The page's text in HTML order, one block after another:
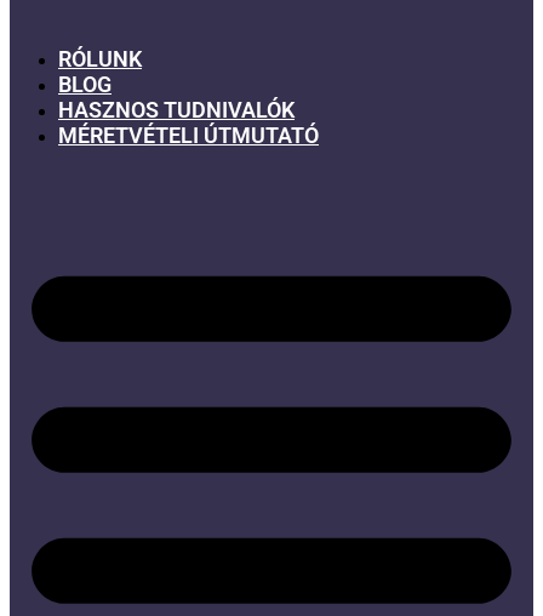
RÓLUNK
BLOG
HASZNOS TUDNIVALÓK
MÉRETVÉTELI ÚTMUTATÓ